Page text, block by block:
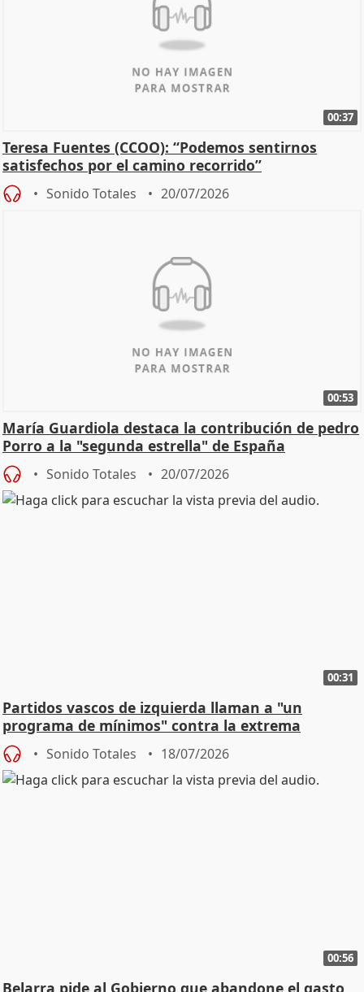
00:37
Teresa Fuentes (CCOO): “Podemos sentirnos
satisfechos por el camino recorrido”
Sonido Totales 20/07/2026
00:53
María Guardiola destaca la contribución de pedro
Porro a la "segunda estrella" de España
Sonido Totales 20/07/2026
00:31
Partidos vascos de izquierda llaman a "un
programa de mínimos" contra la extrema
derecha
Sonido Totales 18/07/2026
00:56
Belarra pide al Gobierno que abandone el gasto